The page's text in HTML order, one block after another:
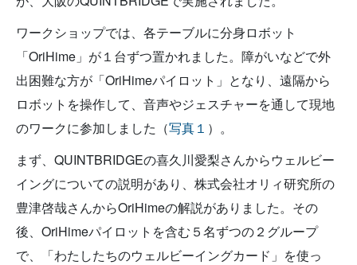
ワークショップでは、各テーブルに分身ロボット
「OriHime」が１台ずつ置かれました。障がいなどで外
出困難な方が「OriHimeパイロット」となり、遠隔から
ロボットを操作して、音声やジェスチャーを通して現地
のワークに参加しました（写真１ ）。
まず、QUINTBRIDGEの喜久川愛梨さんからウェルビー
イングについての説明があり、株式会社オリィ研究所の
豊津啓哉さんからOriHimeの解説がありました。その
後、OriHimeパイロットを含む５名ずつの２グループ
で、「わたしたちのウェルビーイングカード」を使っ